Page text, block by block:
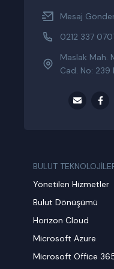
Mesaj
0212 337
Maslak Mah.
Cad. No: 239
BULUT
Yönetilen Hizmetler
Bulut Dönüşümü
Horizon Cloud
Microsoft Azure
Microsoft Office